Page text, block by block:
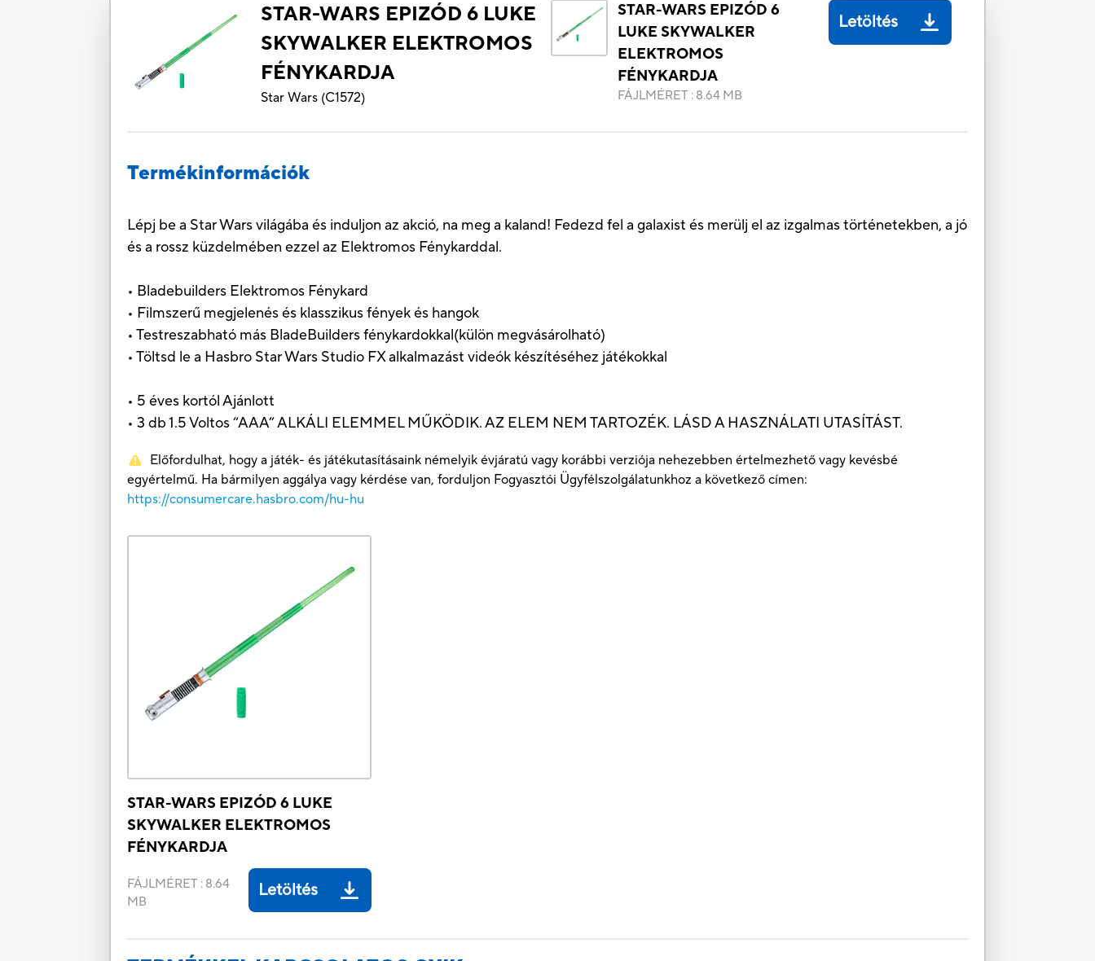
STAR-WARS EPIZÓD 6 LUKE
SKYWALKER ELEKTROMOS
FÉNYKARDJA
Star Wars (C1572)
STAR-WARS EPIZÓD 6
LUKE SKYWALKER
ELEKTROMOS
FÉNYKARDJA
FÁJLMÉRET : 8.64 MB
Letöltés
Termékinformációk
Lépj be a Star Wars világába és induljon az akció, na meg a kaland! Fedezd fel a galaxist és merülj el az izgalmas történetekben, a jó
és a rossz küzdelmében ezzel az Elektromos Fénykarddal.
• Bladebuilders Elektromos Fénykard
• Filmszerű megjelenés és klasszikus fények és hangok
• Testreszabható más BladeBuilders fénykardokkal(külön megvásárolható)
• Töltsd le a Hasbro Star Wars Studio FX alkalmazást videók készítéséhez játékokkal
• 5 éves kortól Ajánlott
• 3 db 1.5 Voltos “AAA” ALKÁLI ELEMMEL MŰKÖDIK. AZ ELEM NEM TARTOZÉK. LÁSD A HASZNÁLATI UTASÍTÁST.
Előfordulhat, hogy a játék- és játékutasításaink némelyik évjáratú vagy korábbi verziója nehezebben értelmezhető vagy kevésbé
egyértelmű. Ha bármilyen aggálya vagy kérdése van, forduljon Fogyasztói Ügyfélszolgálatunkhoz a következő címen:
https://consumercare.hasbro.com/hu-hu
STAR-WARS EPIZÓD 6 LUKE
SKYWALKER ELEKTROMOS
FÉNYKARDJA
FÁJLMÉRET : 8.64
MB
Letöltés